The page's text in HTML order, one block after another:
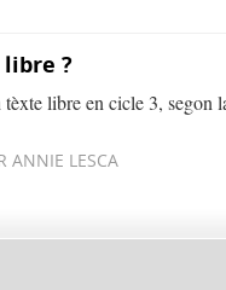
?
libre en cicle 3, segon
ANNIE LESCA